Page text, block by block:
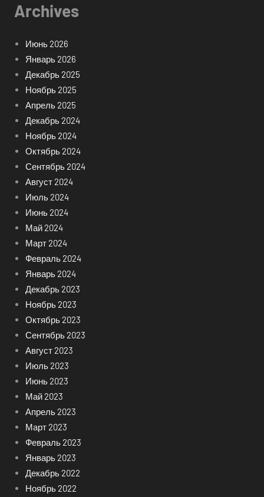
Archives
Июнь 2026
Январь 2026
Декабрь 2025
Ноябрь 2025
Апрель 2025
Декабрь 2024
Ноябрь 2024
Октябрь 2024
Сентябрь 2024
Август 2024
Июль 2024
Июнь 2024
Май 2024
Март 2024
Февраль 2024
Январь 2024
Декабрь 2023
Ноябрь 2023
Октябрь 2023
Сентябрь 2023
Август 2023
Июль 2023
Июнь 2023
Май 2023
Апрель 2023
Март 2023
Февраль 2023
Январь 2023
Декабрь 2022
Ноябрь 2022